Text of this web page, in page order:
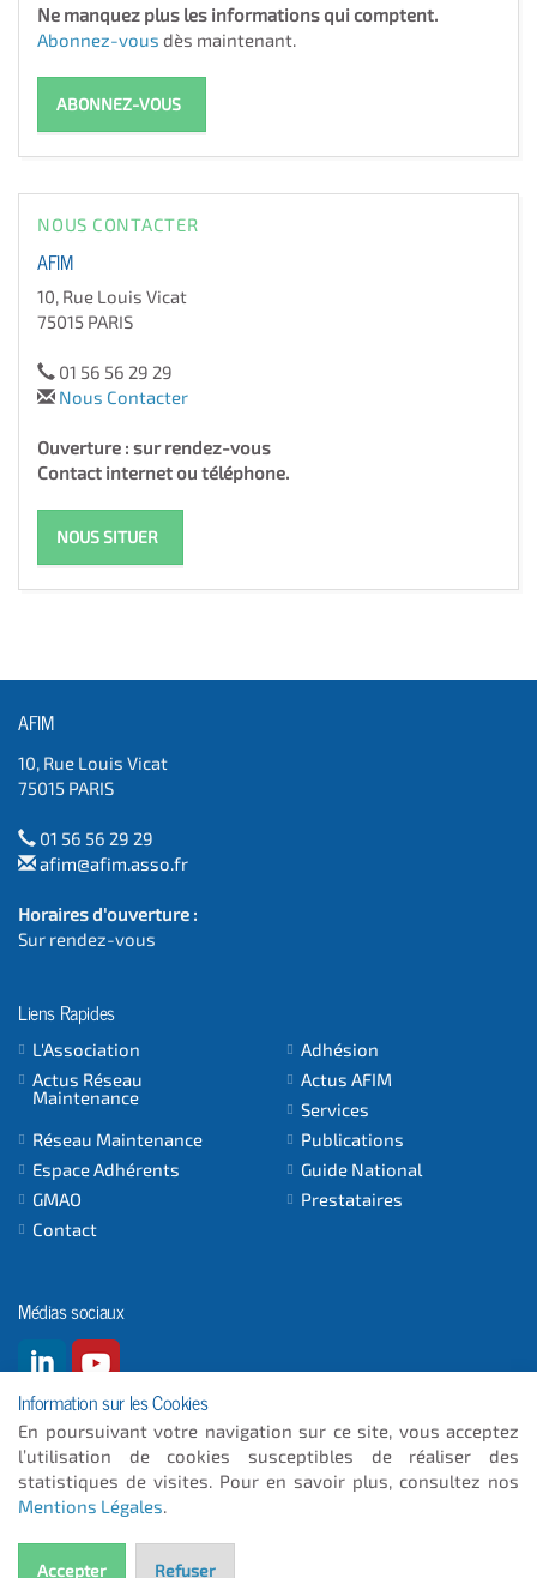
Ne manquez plus les informations qui comptent.
Abonnez-vous dès maintenant.
ABONNEZ-VOUS
NOUS CONTACTER
AFIM
10, Rue Louis Vicat
75015 PARIS
01 56 56 29 29
Nous Contacter
Ouverture : sur rendez-vous
Contact internet ou téléphone.
NOUS SITUER
AFIM
10, Rue Louis Vicat
75015 PARIS
01 56 56 29 29
afim@afim.asso.fr
Horaires d'ouverture :
Sur rendez-vous
Liens Rapides
L'Association
Adhésion
Actus Réseau
Maintenance
Actus AFIM
Services
Réseau Maintenance
Publications
Espace Adhérents
Guide National
GMAO
Prestataires
Contact
Médias sociaux
© 2026 - ICC INFORMATIQUE
Plan du site
Mentions Légales
Information sur les Cookies
En poursuivant votre navigation sur ce site, vous acceptez
l’utilisation de cookies susceptibles de réaliser des
statistiques de visites. Pour en savoir plus, consultez nos
Mentions Légales.
Accepter Refuser